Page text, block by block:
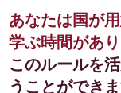
あなたは国が
学ぶ時間があ
このルールを
うことができ